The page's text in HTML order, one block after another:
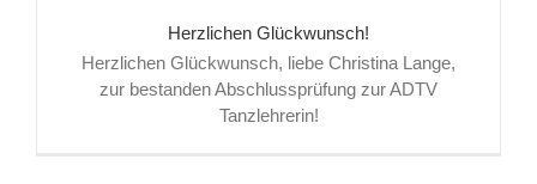
Herzlichen Glückwunsch!
Herzlichen Glückwunsch, liebe Christina Lange,
zur bestanden Abschlussprüfung zur ADTV
Tanzlehrerin!